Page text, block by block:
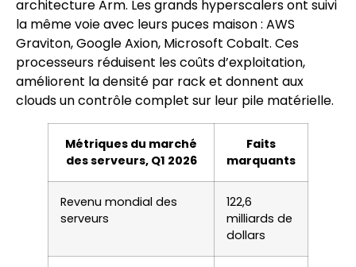
architecture Arm. Les grands hyperscalers ont suivi
la même voie avec leurs puces maison : AWS
Graviton, Google Axion, Microsoft Cobalt. Ces
processeurs réduisent les coûts d’exploitation,
améliorent la densité par rack et donnent aux
clouds un contrôle complet sur leur pile matérielle.
Métriques du marché
des serveurs, Q1 2026
Faits
marquants
Revenu mondial des
serveurs
122,6
milliards de
dollars